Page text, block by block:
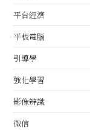
平台經濟
平板電腦
引導學
強化學習
影像辨識
微信